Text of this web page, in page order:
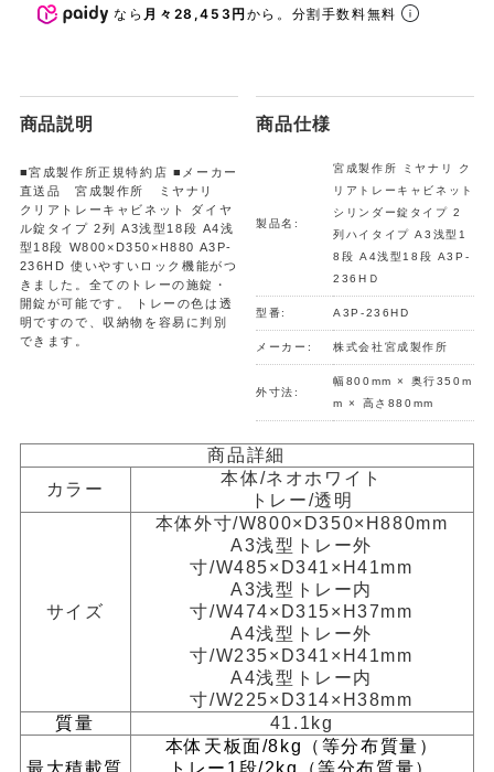
なら 月々28,453円から。分割手数料無料
商品説明
■宮成製作所正規特約店 ■メーカー
直送品 宮成製作所 ミヤナリ
クリアトレーキャビネット ダイヤ
ル錠タイプ 2列 A3浅型18段 A4浅
型18段 W800×D350×H880 A3P-
236HD 使いやすいロック機能がつ
きました。全てのトレーの施錠・
開錠が可能です。 トレーの色は透
明ですので、収納物を容易に判別
できます。
商品仕様
製品名:
宮成製作所 ミヤナリ ク
リアトレーキャビネット
シリンダー錠タイプ 2
列ハイタイプ A3浅型1
8段 A4浅型18段 A3P-
236HＤ
型番: A3P-236HD
メーカー: 株式会社宮成製作所
外寸法:
幅800mm × 奥行350m
m × 高さ880mm
商品詳細
カラー
本体/ネオホワイト
トレー/透明
サイズ
本体外寸/W800×D350×H880mm
A3浅型トレー外
寸/W485×D341×H41mm
A3浅型トレー内
寸/W474×D315×H37mm
A4浅型トレー外
寸/W235×D341×H41mm
A4浅型トレー内
寸/W225×D314×H38mm
質量
41.1kg
最大積載質
本体天板面/8kg（等分布質量）
トレー1段/2kg（等分布質量）